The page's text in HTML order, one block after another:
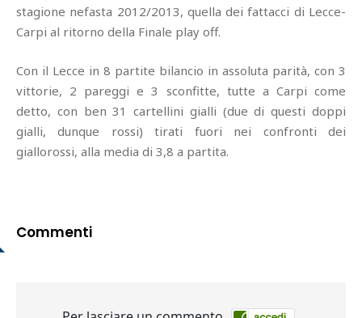
stagione nefasta 2012/2013, quella dei fattacci di Lecce-
Carpi al ritorno della Finale play off.
Con il Lecce in 8 partite bilancio in assoluta parità, con 3
vittorie, 2 pareggi e 3 sconfitte, tutte a Carpi come
detto, con ben 31 cartellini gialli (due di questi doppi
gialli, dunque rossi) tirati fuori nei confronti dei
giallorossi, alla media di 3,8 a partita.
Commenti